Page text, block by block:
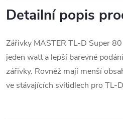
Detailní popis
Zářivky MASTER TL-D Super
jeden watt a lepší barevné
zářivky. Rovněž mají menší
ve stávajících svítidlech pro TL-